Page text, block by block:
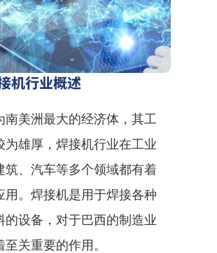
机行业概述
南美洲最大的经济体，其工
为雄厚，焊接机行业在工业
筑、汽车等多个领域都有着
用。焊接机是用于焊接各种
的设备，对于巴西的制造业
至关重要的作用。